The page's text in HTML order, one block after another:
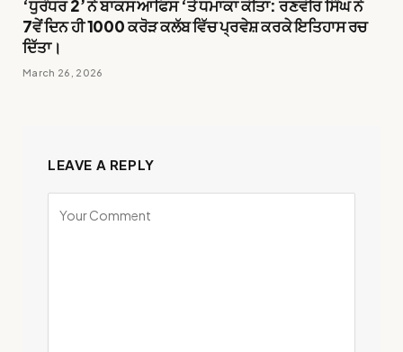
‘ਧੁਰੰਧਰ 2’ ਨੇ ਬਾਕਸ ਆਫਿਸ ‘ਤੇ ਧਮਾਕਾ ਕੀਤਾ: ਰਣਵੀਰ ਸਿੰਘ ਨੇ
7ਵੇਂ ਦਿਨ ਹੀ 1000 ਕਰੋੜ ਕਲੱਬ ਵਿੱਚ ਪ੍ਰਵੇਸ਼ ਕਰਕੇ ਇਤਿਹਾਸ ਰਚ
ਦਿੱਤਾ।
March 26, 2026
LEAVE A REPLY